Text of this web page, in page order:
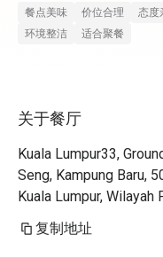
餐点美味 价位合理 态度
环境整洁
适合聚餐
关于餐厅
Kuala Lumpur33,
Seng, Kampung Baru,
Kuala Lumpur, Wilayah
复制地址